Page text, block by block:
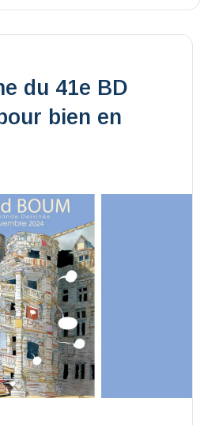
du 41e BD
bien en